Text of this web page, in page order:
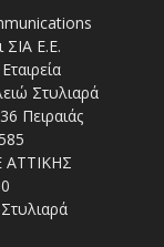
ΣΙΑ Ε.Ε.
Στυλιαρά
Πειραιάς